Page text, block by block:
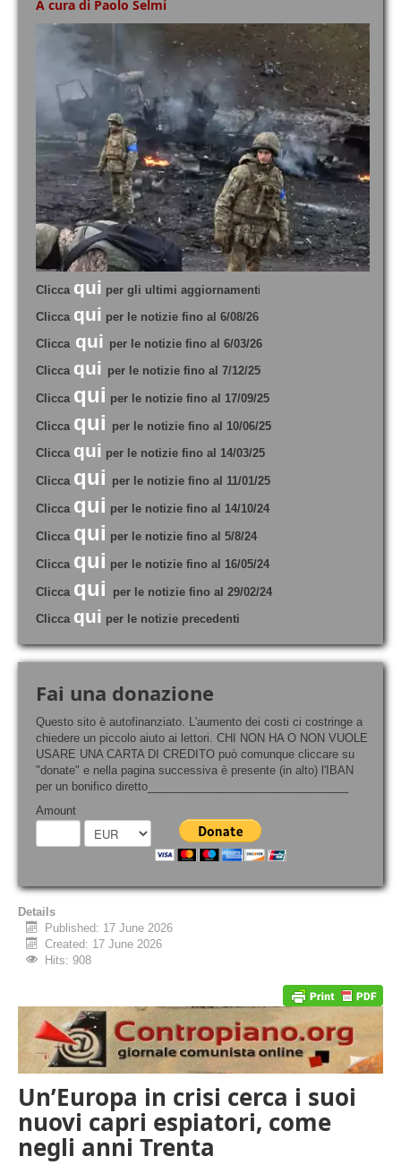
A cura di Paolo Selmi
Clicca qui per gli ultimi aggiornamenti
Clicca qui per le notizie fino al 6/08/26
Clicca qui per le notizie fino al 6/03/26
Clicca qui per le notizie fino al 7/12/25
Clicca qui per le notizie fino al 17/09/25
Clicca qui per le notizie fino al 10/06/25
Clicca qui per le notizie fino al 14/03/25
Clicca qui per le notizie fino al 11/01/25
Clicca qui per le notizie fino al 14/10/24
Clicca qui per le notizie fino al 5/8/24
Clicca qui per le notizie fino al 16/05/24
Clicca qui
per le notizie fino al 29/02/24
Clicca qui per le notizie precedenti
Fai una donazione
Questo sito è autofinanziato. L'aumento dei costi ci costringe a
chiedere un piccolo aiuto ai lettori. CHI NON HA O NON VUOLE
USARE UNA CARTA DI CREDITO può comunque cliccare su
"donate" e nella pagina successiva è presente (in alto) l'IBAN
per un bonifico diretto________________________________
Amount
Details
Published: 17 June 2026
Created: 17 June 2026
Hits: 908
Un’Europa in crisi cerca i suoi
nuovi capri espiatori, come
negli anni Trenta